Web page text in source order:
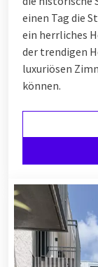
einen Tag die
ein herrliches
der trendigen
luxuriösen
können.